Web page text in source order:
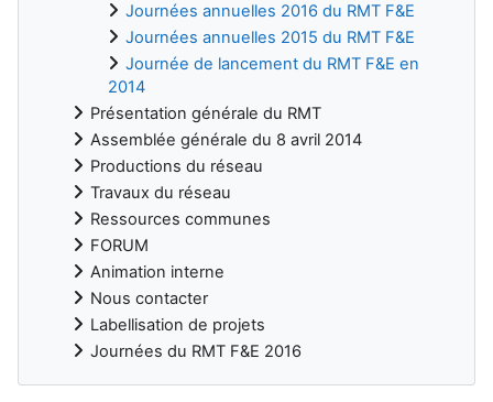
Journées annuelles 2016 du RMT F&E
Journées annuelles 2015 du RMT F&E
Journée de lancement du RMT F&E en
2014
Présentation générale du RMT
Assemblée générale du 8 avril 2014
Productions du réseau
Travaux du réseau
Ressources communes
FORUM
Animation interne
Nous contacter
Labellisation de projets
Journées du RMT F&E 2016